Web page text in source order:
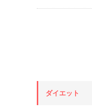
ダイエット